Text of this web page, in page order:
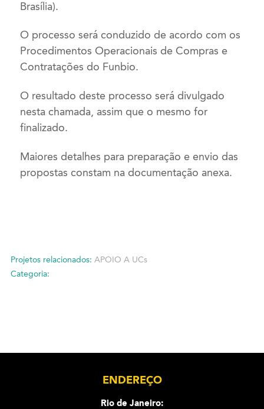
Brasília).
O processo será conduzido de acordo com os
Procedimentos Operacionais de Compras e
Contratações do Funbio.
O resultado deste processo será divulgado
nesta chamada, assim que o mesmo for
finalizado.
Maiores detalhes para preparação e envio das
propostas constam na documentação anexa.
Projetos relacionados: APOIO A UCs
Categoria:
ENDEREÇO
Rio de Janeiro: